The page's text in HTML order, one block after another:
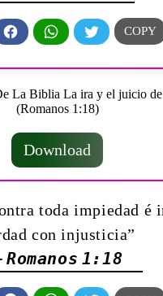
Download
toda impiedad é
con injusticia”
Romanos 1:18